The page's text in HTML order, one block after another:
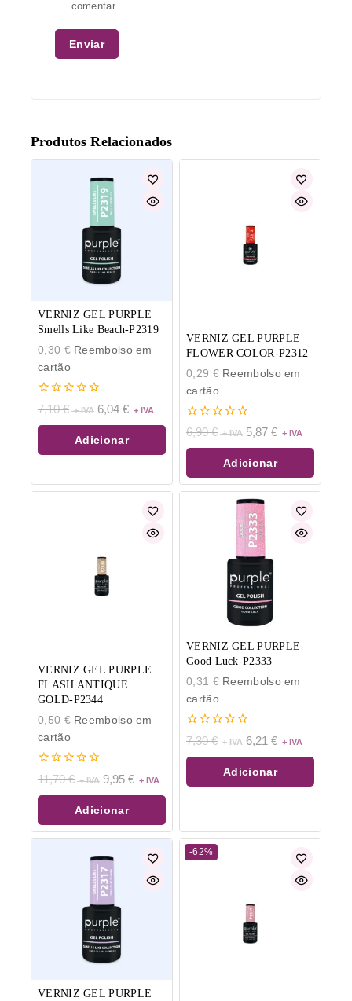
comentar.
Produtos Relacionados
VERNIZ GEL PURPLE
Smells Like Beach-P2319
0,30 €Reembolso em
cartão
0
de
5
7,10€ 6,04 €
Adicionar
VERNIZ GEL PURPLE
FLOWER COLOR-P2312
0,29 €Reembolso em
cartão
0
de
5
6,90€ 5,87 €
Adicionar
VERNIZ GEL PURPLE
FLASH ANTIQUE
GOLD-P2344
0,50 €Reembolso em
cartão
0
de
5
11,70€ 9,95 €
Adicionar
VERNIZ GEL PURPLE
Good Luck-P2333
0,31 €Reembolso em
cartão
0
de
5
7,30€ 6,21 €
Adicionar
VERNIZ GEL PURPLE
-62%